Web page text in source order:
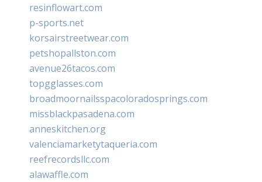
resinflowart.com
p-sports.net
korsairstreetwear.com
petshopallston.com
avenue26tacos.com
topgglasses.com
broadmoornailsspacoloradosprings.com
missblackpasadena.com
anneskitchen.org
valenciamarketytaqueria.com
reefrecordsllc.com
alawaffle.com